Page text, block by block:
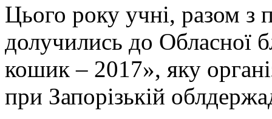
Цього року учні, разом з
долучились до Обласної
кошик – 2017», яку
при Запорізькій